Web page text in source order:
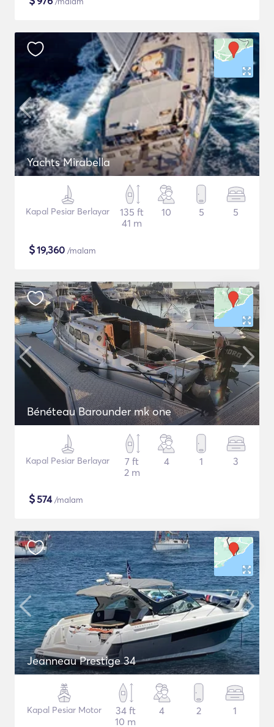
Yachts Mirabella
Kapal Pesiar Berlayar
135 ft
41 m
10 5 5
$19,360 /malam
Bénéteau Barounder mk one
Kapal Pesiar Berlayar
7 ft
2 m
4 1 3
$574/malam
Jeanneau Prestige 34
Kapal Pesiar Motor
34 ft
10 m
4 2 1